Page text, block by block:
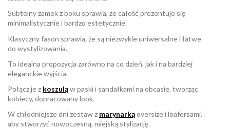
Subtelny zamek z boku sprawia, że całość prezentuje się
minimalistycznie i bardzo estetycznie.
Klasyczny fason sprawia, że są niezwykle uniwersalne i łatwe
do wystylizowania.
To idealna propozycja zarówno na co dzień, jak i na bardziej
eleganckie wyjścia.
Połącz je z koszuląw paski i sandałkami na obcasie, tworząc
kobiecy, dopracowany look.
W chłodniejsze dni zestaw z marynarkąoversize i loafersami,
aby stworzyć nowoczesną, miejską stylizację.